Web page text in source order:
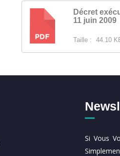
Décret
11 juin 2009
Taille : 44.10
Si Vous